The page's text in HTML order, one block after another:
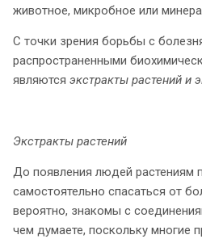
животное, микробное или
С точки зрения борьбы с
распространенными
являются экстракты растений и
Экстракты растений
До появления людей растениям
самостоятельно спасаться от
вероятно, знакомы с
чем думаете, поскольку многие